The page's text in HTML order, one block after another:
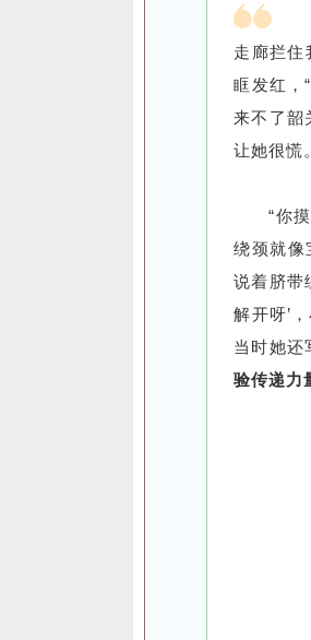
走廊拦住
眶发红，
来不了韶
让她很慌。
“你
绕颈就像
说着脐带
解开呀’
当时她还
验传递力